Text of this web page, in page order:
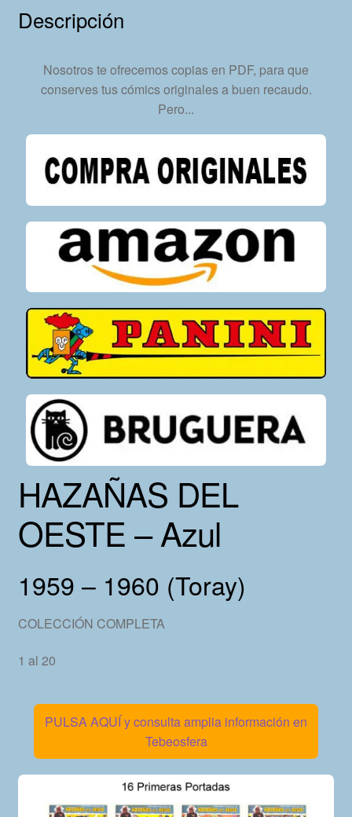
En
Formato
Descarga
Descripción
Nosotros te ofrecemos copias en PDF, para que
conserves tus cómics originales a buen recaudo.
Pero...
HAZAÑAS DEL
OESTE – Azul
1959 – 1960 (Toray)
COLECCIÓN COMPLETA
1 al 20
PULSA AQUÍ y consulta amplia información en
Tebeosfera